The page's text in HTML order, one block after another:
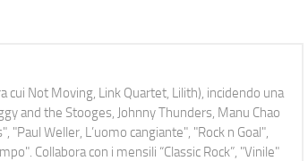
Not Moving, Link Quartet, Lilith), incidendo una
and the Stooges, Johnny Thunders, Manu Chao
Weller, L’uomo cangiante", "Rock n Goal",
Collabora con i mensili “Classic Rock”, "Vinile"